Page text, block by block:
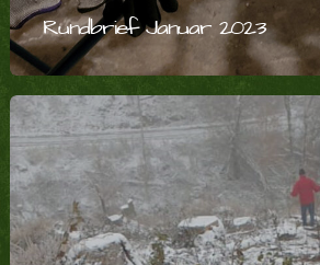
Rundbrief Januar 2023